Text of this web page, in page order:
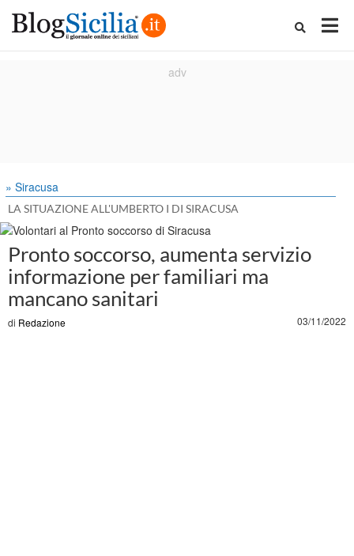
» Siracusa
LA SITUAZIONE ALL'UMBERTO I DI SIRACUSA
Pronto soccorso, aumenta servizio
informazione per familiari ma
mancano sanitari
di Redazione 03/11/2022